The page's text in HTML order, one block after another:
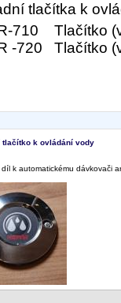
tlačítka k
710 Tlačítko
-720 Tlačítko
tlačítko k ovládání vody
k automatickému dávkovači